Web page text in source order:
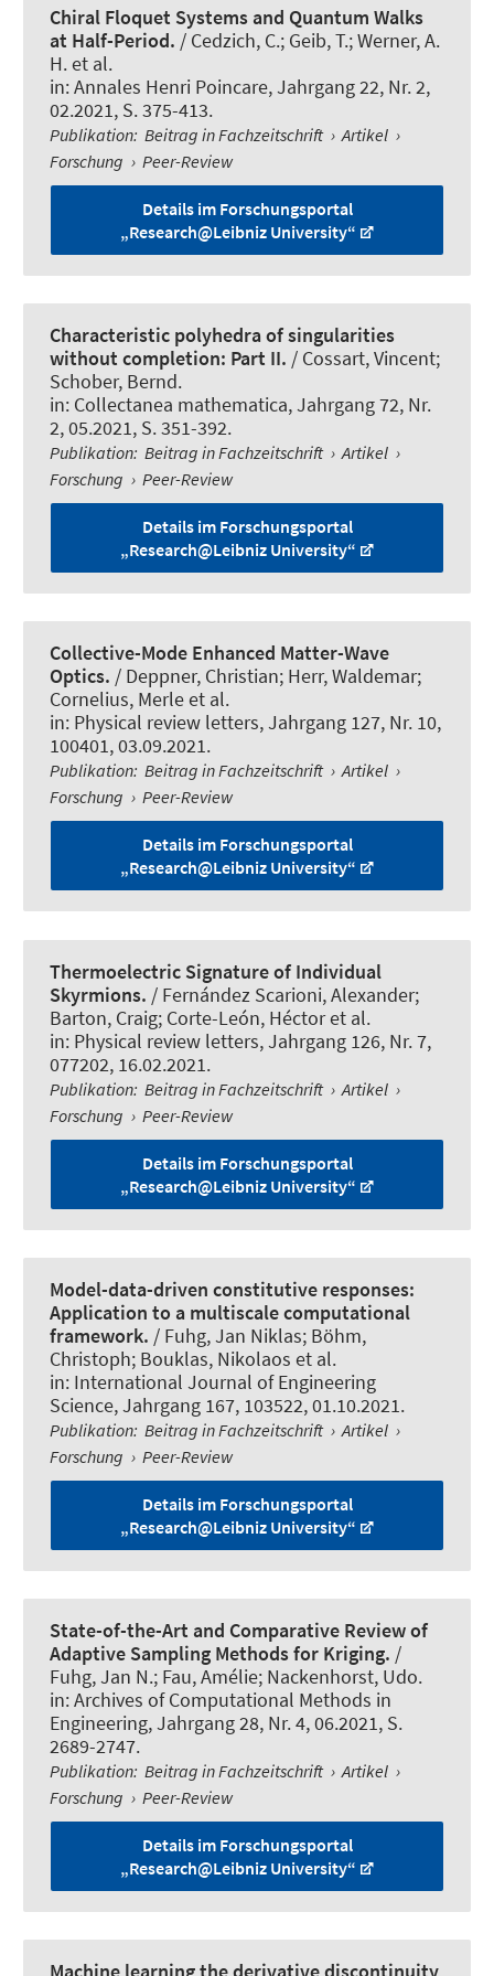
Chiral Floquet Systems and Quantum Walks
at Half-Period. / Cedzich, C.; Geib, T.; Werner, A.
H. et al.
in:Annales Henri Poincare, Jahrgang 22, Nr. 2,
02.2021, S. 375-413.
Publikation: Beitrag in Fachzeitschrift › Artikel ›
Forschung › Peer-Review
Details im Forschungsportal
„Research@Leibniz University“
Characteristic polyhedra of singularities
without completion: Part II. / Cossart, Vincent;
Schober, Bernd.
in: Collectanea mathematica, Jahrgang 72, Nr.
2, 05.2021, S. 351-392.
Publikation: Beitrag in Fachzeitschrift › Artikel ›
Forschung › Peer-Review
Details im Forschungsportal
„Research@Leibniz University“
Collective-Mode Enhanced Matter-Wave
Optics. / Deppner, Christian; Herr, Waldemar;
Cornelius, Merle et al.
in: Physical review letters, Jahrgang 127, Nr. 10,
100401, 03.09.2021.
Publikation: Beitrag in Fachzeitschrift › Artikel ›
Forschung › Peer-Review
Details im Forschungsportal
„Research@Leibniz University“
Thermoelectric Signature of Individual
Skyrmions. / Fernández Scarioni, Alexander;
Barton, Craig; Corte-León, Héctor et al.
in: Physical review letters, Jahrgang 126, Nr. 7,
077202, 16.02.2021.
Publikation: Beitrag in Fachzeitschrift › Artikel ›
Forschung › Peer-Review
Details im Forschungsportal
„Research@Leibniz University“
Model-data-driven constitutive responses:
Application to a multiscale computational
framework. / Fuhg, Jan Niklas; Böhm,
Christoph; Bouklas, Nikolaos et al.
in: International Journal of Engineering
Science, Jahrgang 167, 103522, 01.10.2021.
Publikation: Beitrag in Fachzeitschrift › Artikel ›
Forschung › Peer-Review
Details im Forschungsportal
„Research@Leibniz University“
State-of-the-Art and Comparative Review of
Adaptive Sampling Methods for Kriging. /
Fuhg, Jan N.; Fau, Amélie; Nackenhorst, Udo.
in:Archives of Computational Methods in
Engineering, Jahrgang 28, Nr. 4, 06.2021, S.
2689-2747.
Publikation: Beitrag in Fachzeitschrift › Artikel ›
Forschung › Peer-Review
Details im Forschungsportal
„Research@Leibniz University“